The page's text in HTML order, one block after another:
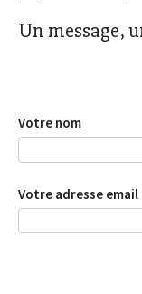
Un message,
Votre nom
Votre adresse email